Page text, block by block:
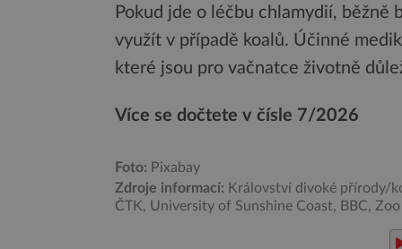
Pokud jde o léčbu chlamydií, běžně
využít v případě koalů. Účinné
které jsou pro vačnatce životně
Více se dočtete v čísle 7/2026
Foto: Pixabay
Zdroje informací: Království divoké přírody/
ČTK, University of Sunshine Coast, BBC, Zoo